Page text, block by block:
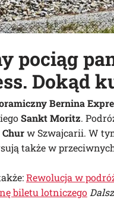
pociąg
Dokąd
Bernina
Sankt Moritz.
Churw Szwajcarii. W
także w
Rewolucja w
biletu lotniczego